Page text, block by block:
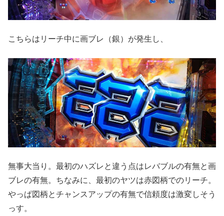
こちらはリーチ中に画ブレ（銀）が発生し、
無事大当り。最初のハズレと違う点はレバブルの有無と画
ブレの有無。ちなみに、最初のヤツは赤図柄でのリーチ。
やっぱ図柄とチャンスアップの有無で信頼度は激変しそう
っす。